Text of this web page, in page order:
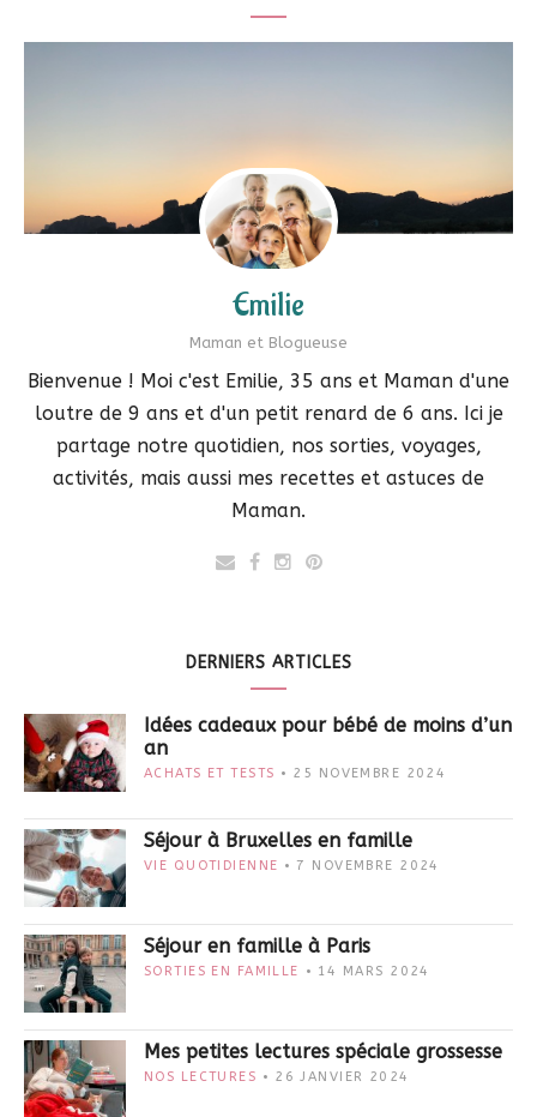
Emilie
Maman et Blogueuse
Bienvenue ! Moi c'est Emilie, 35 ans et Maman d'une
loutre de 9 ans et d'un petit renard de 6 ans. Ici je
partage notre quotidien, nos sorties, voyages,
activités, mais aussi mes recettes et astuces de
Maman.
DERNIERS ARTICLES
Idées cadeaux pour bébé de moins d’un
an
ACHATS ET TESTS 25 NOVEMBRE 2024
Séjour à Bruxelles en famille
VIE QUOTIDIENNE 7 NOVEMBRE 2024
Séjour en famille à Paris
SORTIES EN FAMILLE 14 MARS 2024
Mes petites lectures spéciale grossesse
NOS LECTURES 26 JANVIER 2024